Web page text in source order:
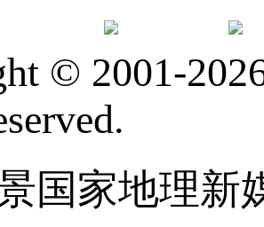
© 2001-
国家地理新